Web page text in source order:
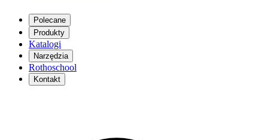
Polecane
Produkty
Katalogi
Narzędzia
Rothoschool
Kontakt